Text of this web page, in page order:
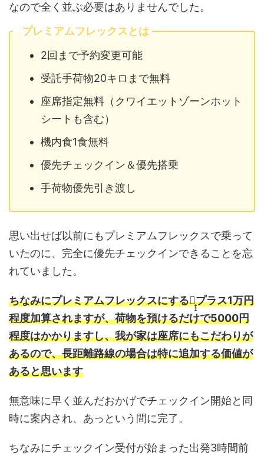
なので全く並ぶ必要はありませんでした。
プレミアムフレックスとは
2回まで予約変更可能
受託手荷物20キロまで無料
座席指定無料（クワイエットゾーンホット
シートも含む）
機内食1食無料
優先チェックイン＆優先搭乗
手荷物優先引き渡し
思い出せば以前にもプレミアムフレックスで乗って
いたのに、完全に優先チェックインできることを忘
れていました。
ちなみにプレミアムフレックスにすると̟̟̟プラス1万円
程度加算されますが、荷物を預けるだけで5000円
程度はかかりますし、我が家は座席にもこだわりが
あるので、長距離路線の場合は特に追加する価値が
あると思います
無意味に早く並んだおかげでチェックイン開始と同
時に案内され、あっという間に完了。
ちなみにチェックイン受付が始まった出発3時間前